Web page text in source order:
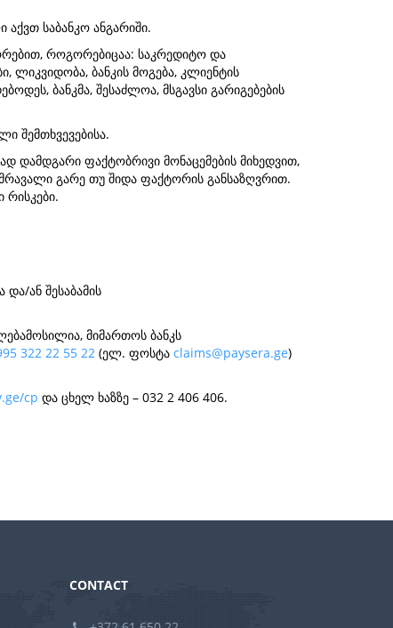
საბანკო ანგარიში.
როგორებიცაა: საკრედიტო და
ლიკვიდობა, ბანკის მოგება, კლიენტის
ბანკმა, შესაძლოა, მსგავსი გარიგებების
შემთხვევებისა.
დამდგარი ფაქტობრივი მონაცემების მიხედვით,
გარე თუ შიდა ფაქტორის განსაზღვრით.
რისკები.
ან შესაბამის
მიმართოს ბანკს
322 22 55 22 (ელ. ფოსტა claims@paysera.ge)
cp და ცხელ ხაზზე – 032 2 406 406.
CONTACT